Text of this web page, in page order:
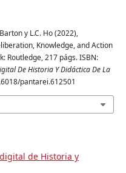
y L.C. Ho (2022),
Knowledge, and Action
Routledge, 217 págs. ISBN:
De Historia Y Didáctica De La
pantarei.612501
digital de Historia y